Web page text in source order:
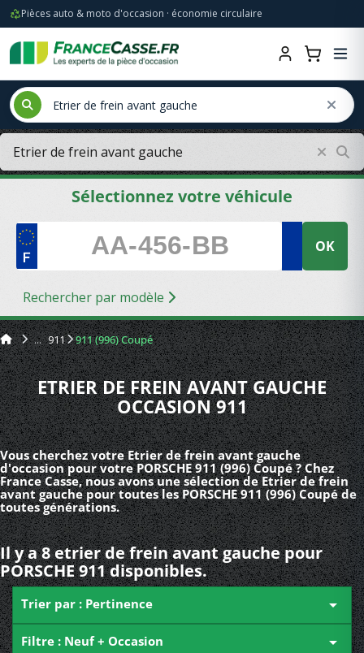
Pièces auto & moto d'occasion · économie circulaire
Sélectionnez votre véhicule
OK
Rechercher par modèle
911 911 (996) Coupé
ETRIER DE FREIN AVANT GAUCHE
OCCASION 911
Vous cherchez votre Etrier de frein avant gauche
d'occasion pour votre PORSCHE 911 (996) Coupé ? Chez
France Casse, nous avons une sélection de Etrier de frein
avant gauche pour toutes les PORSCHE 911 (996) Coupé de
toutes générations.
Il y a 8 etrier de frein avant gauche pour
PORSCHE 911 disponibles.
Trier par : Pertinence 
Filtre : Neuf + Occasion 